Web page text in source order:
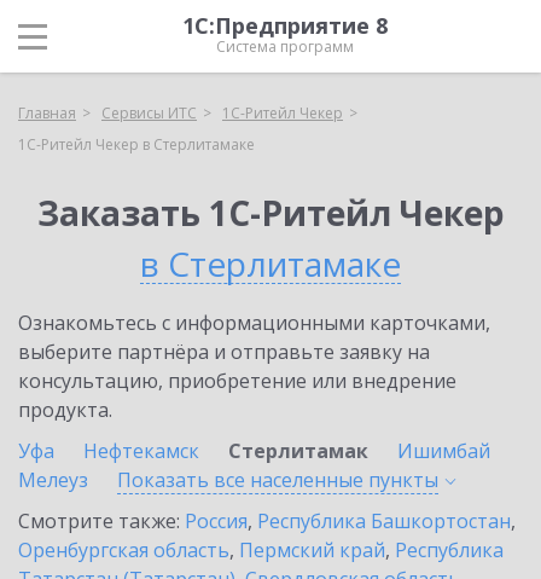
1С:Предприятие 8
Система программ
Главная Сервисы ИТС
1C-Ритейл Чекер
1C-Ритейл Чекер в Стерлитамаке
Заказать 1C-Ритейл Чекер
в Стерлитамаке
Ознакомьтесь с информационными карточками,
выберите партнёра и отправьте заявку на
консультацию, приобретение или внедрение
продукта.
Уфа
Нефтекамск Стерлитамак
Ишимбай
Мелеуз
Показать все населенные пункты
Смотрите также: Россия, Республика Башкортостан,
Оренбургская область, Пермский край, Республика